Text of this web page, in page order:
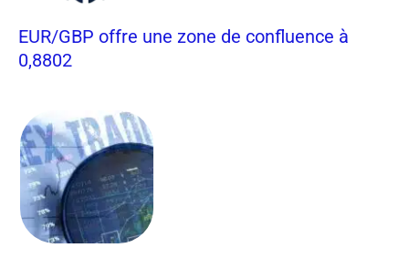
EUR/GBP offre une zone de confluence à
0,8802